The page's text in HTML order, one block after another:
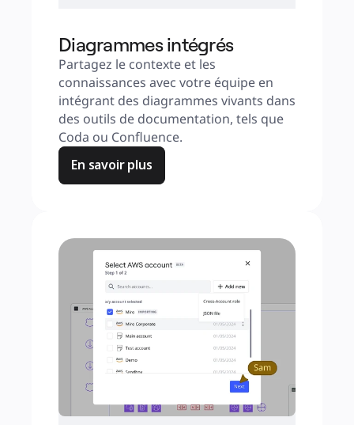
Diagrammes intégrés
Partagez le contexte et les
connaissances avec votre équipe en
intégrant des diagrammes vivants dans
des outils de documentation, tels que
Coda ou Confluence.
En savoir plus